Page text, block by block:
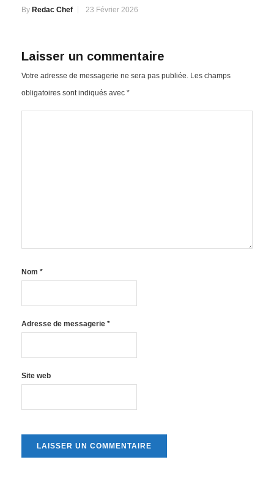
By Redac Chef 23 Février 2026
Laisser un commentaire
Votre adresse de messagerie ne sera pas publiée. Les champs
obligatoires sont indiqués avec *
Nom *
Adresse de messagerie *
Site web